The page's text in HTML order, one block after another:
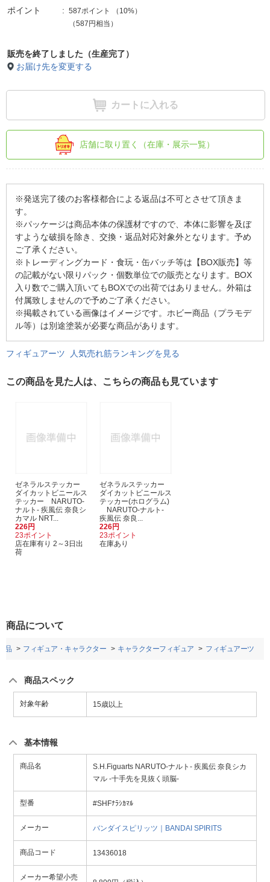
ポイント 587ポイント （ 10%）
（587円相当）
販売を終了しました（生産完了）
お届け先を変更する
カートに入れる
店舗に取り置く（在庫・展示一覧）
※発送完了後のお客様都合による返品は不可とさせて頂きま
す。
※パッケージは商品本体の保護材ですので、本体に影響を及ぼ
すような破損を除き、交換・返品対応対象外となります。予め
ご了承ください。
※トレーディングカード・食玩・缶バッチ等は【BOX販売】等
の記載がない限りパック・個数単位での販売となります。BOX
入り数でご購入頂いてもBOXでの出荷ではありません。外箱は
付属致しませんので予めご了承ください。
※掲載されている画像はイメージです。ホビー商品（プラモデ
ル等）は別途塗装が必要な商品があります。
フィギュアーツ 人気売れ筋ランキングを見る
この商品を見た人は、こちらの商品も見ています
ゼネラルステッカー
ダイカットビニールス
テッカー NARUTO-
ナルト- 疾風伝 奈良シ
カマル NRT...
226円
23ポイント
店在庫有り 2～3日出
荷
ゼネラルステッカー
ダイカットビニールス
テッカー(ホログラム)
NARUTO-ナルト-
疾風伝 奈良...
226円
23ポイント
在庫あり
商品について
品 フィギュア・キャラクター キャラクターフィギュア フィギュアーツ
商品スペック
対象年齢 15歳以上
基本情報
商品名
S.H.Figuarts NARUTO-ナルト- 疾風伝 奈良シカ
マル -十手先を見抜く頭脳-
型番 #SHFﾅﾗｼｶﾏﾙ
メーカー バンダイスピリッツ｜BANDAI SPIRITS
商品コード 13436018
メーカー希望小売